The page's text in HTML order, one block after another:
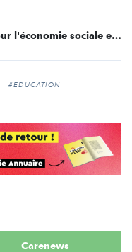
L'alliance dynamique de La Poste pour l'économie sociale et solidaire (ess)
#ÉDUCATION
Carenews